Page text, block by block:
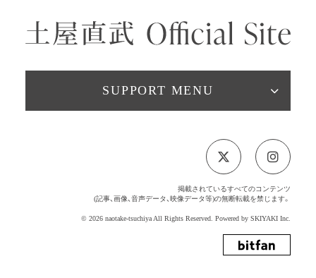
SUPPORT MENU
掲載されているすべてのコンテンツ
(記事、画像、音声データ、映像データ等)の無断転載を禁じます。
© 2026 naotake-tsuchiya All Rights Reserved. Powered by SKIYAKI Inc.